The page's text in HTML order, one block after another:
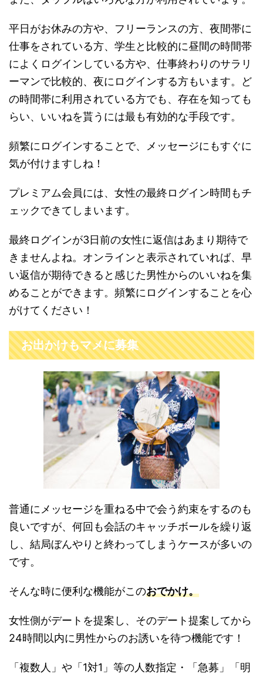
平日がお休みの方や、フリーランスの方、夜間帯に
仕事をされている方、学生と比較的に昼間の時間帯
によくログインしている方や、仕事終わりのサラリ
ーマンで比較的、夜にログインする方もいます。ど
の時間帯に利用されている方でも、存在を知っても
らい、いいねを貰うには最も有効的な手段です。
頻繁にログインすることで、メッセージにもすぐに
気が付けますしね！
プレミアム会員には、女性の最終ログイン時間もチ
ェックできてしまいます。
最終ログインが3日前の女性に返信はあまり期待で
きませんよね。オンラインと表示されていれば、早
い返信が期待できると感じた男性からのいいねを集
めることができます。頻繁にログインすることを心
がけてください！
お出かけもマメに募集
普通にメッセージを重ねる中で会う約束をするのも
良いですが、何回も会話のキャッチボールを繰り返
し、結局ぼんやりと終わってしまうケースが多いの
です。
そんな時に便利な機能がこのおでかけ。
女性側がデートを提案し、そのデート提案してから
24時間以内に男性からのお誘いを待つ機能です！
「複数人」や「1対1」等の人数指定・「急募」「明